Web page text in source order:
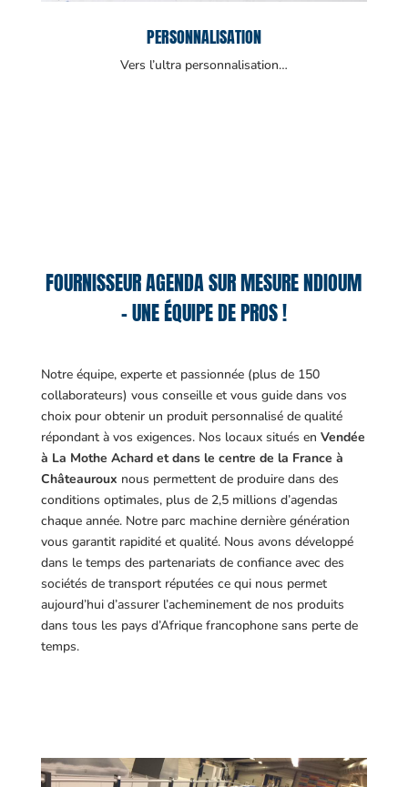
PERSONNALISATION
Vers l’ultra personnalisation…
FOURNISSEUR AGENDA SUR MESURE NDIOUM
– UNE ÉQUIPE DE PROS !
Notre équipe, experte et passionnée (plus de 150
collaborateurs) vous conseille et vous guide dans vos
choix pour obtenir un produit personnalisé de qualité
répondant à vos exigences. Nos locaux situés en Vendée
à La Mothe Achard et dans le centre de la France à
Châteauroux nous permettent de produire dans des
conditions optimales, plus de 2,5 millions d’agendas
chaque année. Notre parc machine dernière génération
vous garantit rapidité et qualité. Nous avons développé
dans le temps des partenariats de confiance avec des
sociétés de transport réputées ce qui nous permet
aujourd’hui d’assurer l’acheminement de nos produits
dans tous les pays d’Afrique francophone sans perte de
temps.